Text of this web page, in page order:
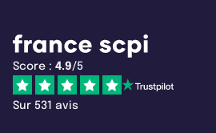
Score : 4.9/5
Sur 531 avis